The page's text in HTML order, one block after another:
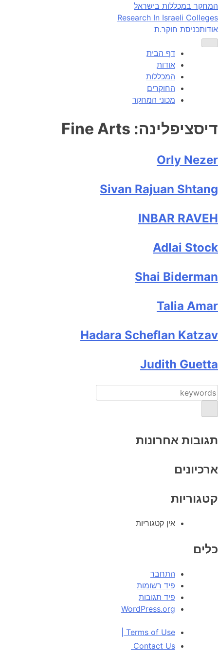
Skip
to
content
המחקר במכללות בישראל
Research In Israeli Colleges
אודותכניסת חוקר.ת
דף הבית
אודות
המכללות
החוקרים
מכוני המחקר
דיסציפלינה: Fine Arts
Orly Nezer
Sivan Rajuan Shtang
INBAR RAVEH
Adlai Stock
Shai Biderman
Talia Amar
Hadara Scheflan Katzav
Judith Guetta
תגובות אחרונות
ארכיונים
קטגוריות
אין קטגוריות
כלים
התחבר
פיד רשומות
פיד תגובות
WordPress.org
Terms of Use
Contact Us